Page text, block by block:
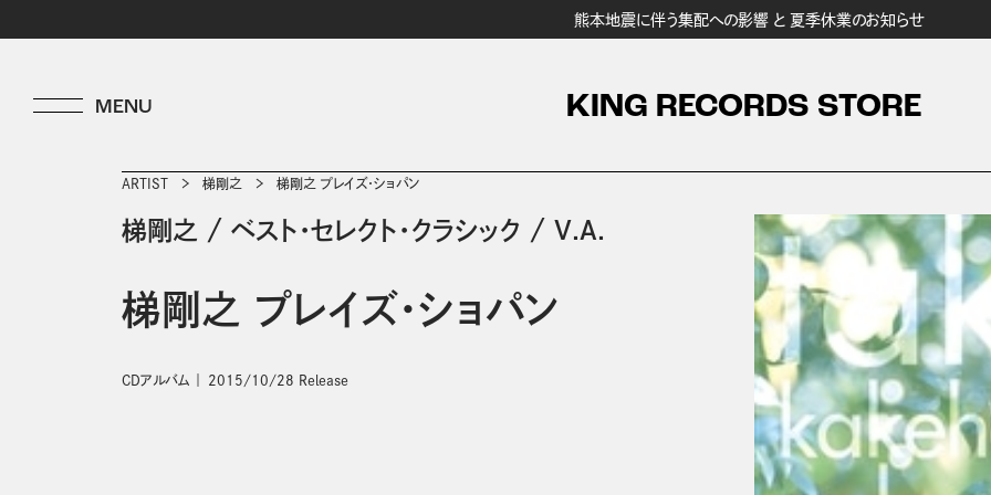
熊本地震に伴う集配への影響 と 夏季休業のお知らせ
KING RECORDS STORE
ARTIST 梯剛之 梯剛之 プレイズ・ショパン
梯剛之 / ベスト・セレクト・クラシック / V.A.
梯剛之 プレイズ・ショパン
CDアルバム 2015/10/28 Release